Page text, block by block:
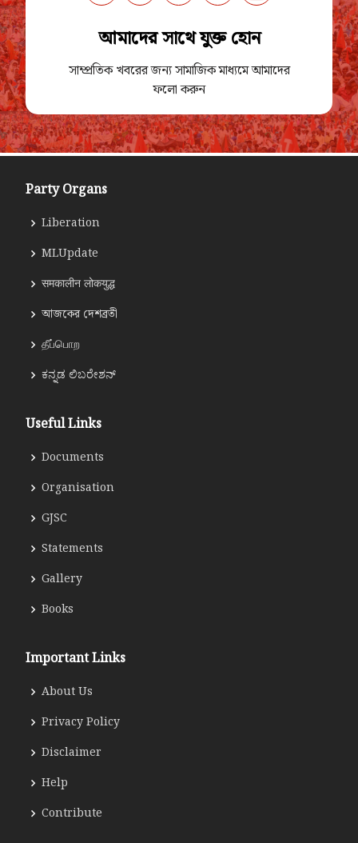
আমাদের সাথে যুক্ত হোন
সাম্প্রতিক খবরের জন্য সামাজিক মাধ্যমে আমাদের
ফলো করুন
Party Organs
Liberation
MLUpdate
समकालीन लोकयुद्ध
আজকের দেশব্রতী
தீப்பொற
ಕನ್ನಡ ಲಿಬರೇಶನ್
Useful Links
Documents
Organisation
GJSC
Statements
Gallery
Books
Important Links
About Us
Privacy Policy
Disclaimer
Help
Contribute